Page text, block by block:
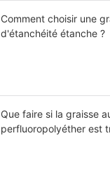
Comment choisir une
d'étanchéité étanche ?
Que faire si la graisse
perfluoropolyéther est